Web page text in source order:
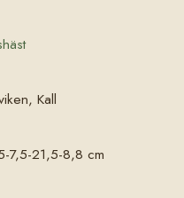
Kall
7,5-21,5-8,8 cm